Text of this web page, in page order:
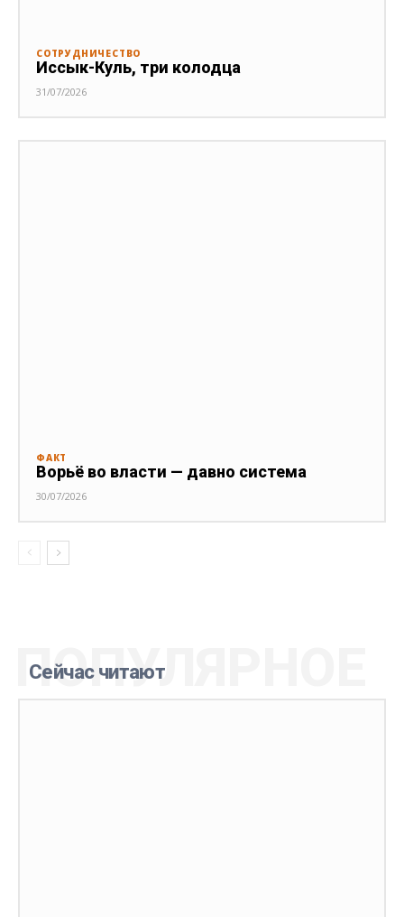
СОТРУДНИЧЕСТВО
Иссык-Куль, три колодца
31/07/2026
ФАКТ
Ворьё во власти — давно система
30/07/2026
Сейчас читают
ПОПУЛЯРНОЕ